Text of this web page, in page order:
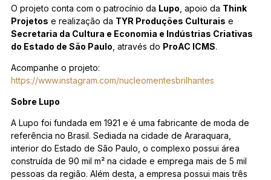
O projeto conta com o patrocínio da Lupo , apoio da Think
Projetos e realização da TYR Produções Culturais e
Secretaria da Cultura e Economia e Indústrias Criativas
do Estado de São Paulo , através do ProAC ICMS.
Acompanhe o projeto:
https://www.instagram.com/nucleomentesbrilhantes
Sobre Lupo
A Lupo foi fundada em 1921 e é uma fabricante de moda de
referência no Brasil. Sediada na cidade de Araraquara,
interior do Estado de São Paulo, o complexo possui área
construída de 90 mil m² na cidade e emprega mais de 5 mil
pessoas da região. Além desta, a empresa possui mais três